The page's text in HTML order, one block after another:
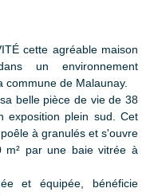
cette agréable maison
un environnement
commune de Malaunay.
belle pièce de vie de 38
exposition plein sud. Cet
à granulés et s'ouvre
m² par une baie vitrée à
et équipée, bénéficie